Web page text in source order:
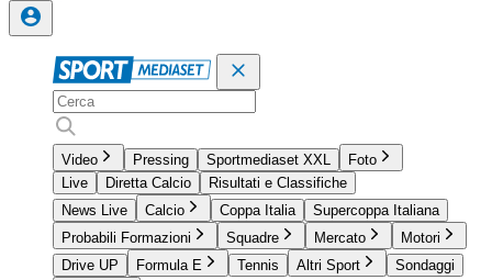
Video Pressing Sportmediaset XXL
Foto
Live
Diretta Calcio
Risultati e Classifiche
News Live
Calcio Coppa Italia
Supercoppa Italiana
Probabili Formazioni
Squadre Mercato
Motori
Drive UP
Formula E Tennis Altri Sport
Sondaggi